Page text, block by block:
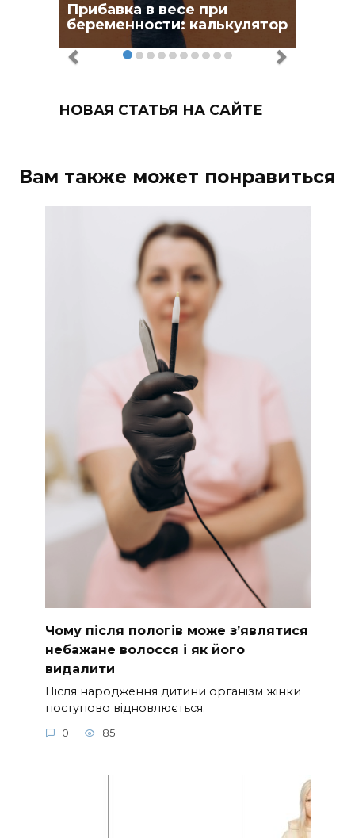
Прибавка в весе при
беременности: калькулятор
НОВАЯ СТАТЬЯ НА САЙТЕ
Вам также может понравиться
Чому після пологів може з’являтися
небажане волосся і як його
видалити
Після народження дитини організм жінки
поступово відновлюється.
0 85